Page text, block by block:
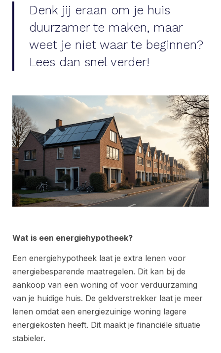
Denk jij eraan om je huis
duurzamer te maken, maar
weet je niet waar te beginnen?
Lees dan snel verder!
Wat is een energiehypotheek?
Een energiehypotheek laat je extra lenen voor
energiebesparende maatregelen. Dit kan bij de
aankoop van een woning of voor verduurzaming
van je huidige huis. De geldverstrekker laat je meer
lenen omdat een energiezuinige woning lagere
energiekosten heeft. Dit maakt je financiële situatie
stabieler.